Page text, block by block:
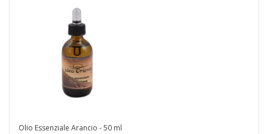
Olio Essenziale Arancio - 50 ml